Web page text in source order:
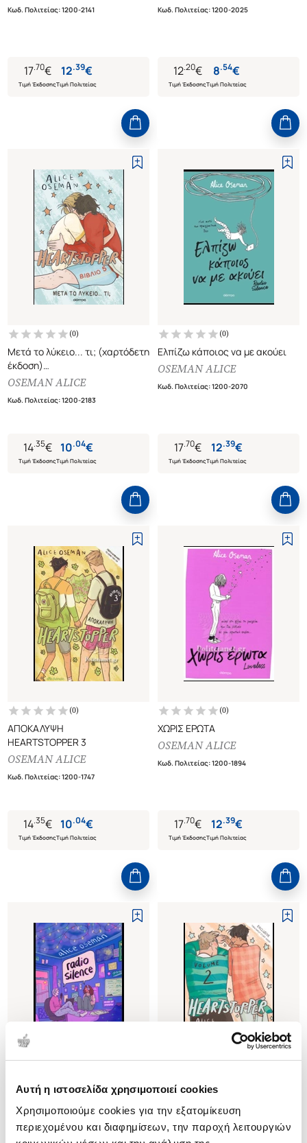
Αυτή η ιστοσελίδα χρησιμοποιεί cookies
Χρησιμοποιούμε cookies για την εξατομίκευση
περιεχομένου και διαφημίσεων, την παροχή λειτουργιών
Κωδ. Πολιτείας:1200-2141
17.70€
Τιμή Έκδοσης
12.39€
Τιμή Πολιτείας
Κωδ. Πολιτείας:1200-2025
12.20€
Τιμή Έκδοσης
8.54€
Τιμή Πολιτείας
(0)
Μετά το λύκειο... τι; (χαρτόδετη
έκδοση)
Heartstopper 5
OSEMAN ALICE
Κωδ. Πολιτείας:1200-2183
14.35€
Τιμή Έκδοσης
10.04€
Τιμή Πολιτείας
(0)
Ελπίζω κάποιος να με ακούει
OSEMAN ALICE
Κωδ. Πολιτείας:1200-2070
17.70€
Τιμή Έκδοσης
12.39€
Τιμή Πολιτείας
(0)
ΑΠΟΚΑΛΥΨΗ
HEARTSTOPPER 3
OSEMAN ALICE
Κωδ. Πολιτείας:1200-1747
14.35€
Τιμή Έκδοσης
10.04€
Τιμή Πολιτείας
(0)
ΧΩΡΙΣ ΕΡΩΤΑ
OSEMAN ALICE
Κωδ. Πολιτείας:1200-1894
17.70€
Τιμή Έκδοσης
12.39€
Τιμή Πολιτείας
(0)
(P/B) Radio Silence
OSEMAN ALICE
0931-1185
(P/B) HEARTSTOPPER (VOLUME
2)
OSEMAN ALICE